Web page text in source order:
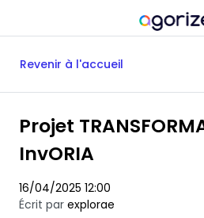
Revenir à l'accueil
Projet
InvORIA
16/04/2025 12:00
Écrit par explorae